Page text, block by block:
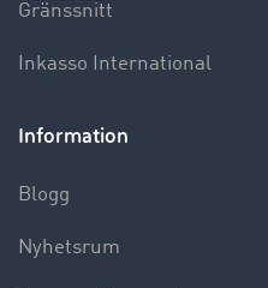
Gränssnitt
Inkasso International
Information
Blogg
Nyhetsrum